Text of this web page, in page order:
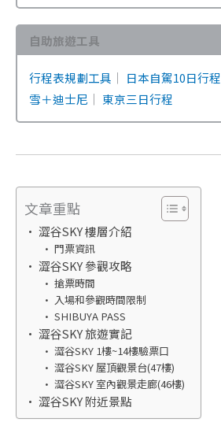
自助旅遊工具
行程表規劃工具 ｜ 日本自駕10日行
雪＋迪士尼 ｜ 東京三日行程
文章重點
澀谷SKY 樓層介紹
門票資訊
澀谷SKY 參觀攻略
搶票時間
入場和參觀時間限制
SHIBUYA PASS
澀谷SKY 旅遊實記
澀谷SKY 1樓~14樓驗票口
澀谷SKY 屋頂觀景台(47樓)
澀谷SKY 室內觀景走廊(46樓)
澀谷SKY 附近景點